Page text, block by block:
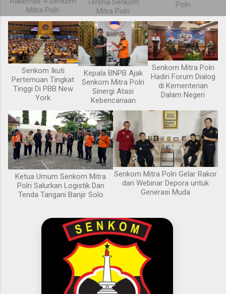
Mitra Polri
Terima Senkom
Mitra Polri
Polri
Senkom Ikuti
Pertemuan Tingkat
Tinggi Di PBB New
York
Kepala BNPB Ajak
Senkom Mitra Polri
Sinergi Atasi
Kebencanaan
Senkom Mitra Polri
Hadiri Forum Dialog
di Kementerian
Dalam Negeri
Ketua Umum Senkom Mitra
Polri Salurkan Logistik Dan
Tenda Tangani Banjir Solo
Senkom Mitra Polri Gelar Rakor
dan Webinar Depora untuk
Generasi Muda